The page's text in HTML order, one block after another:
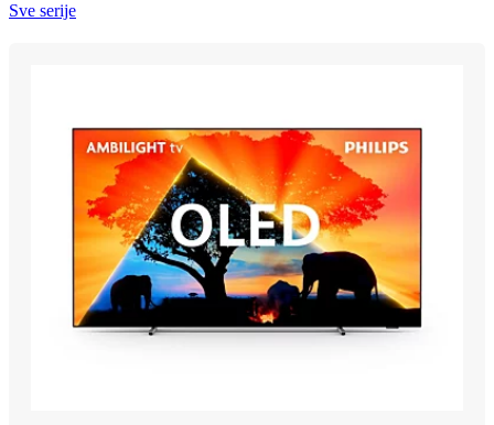
Sve serije